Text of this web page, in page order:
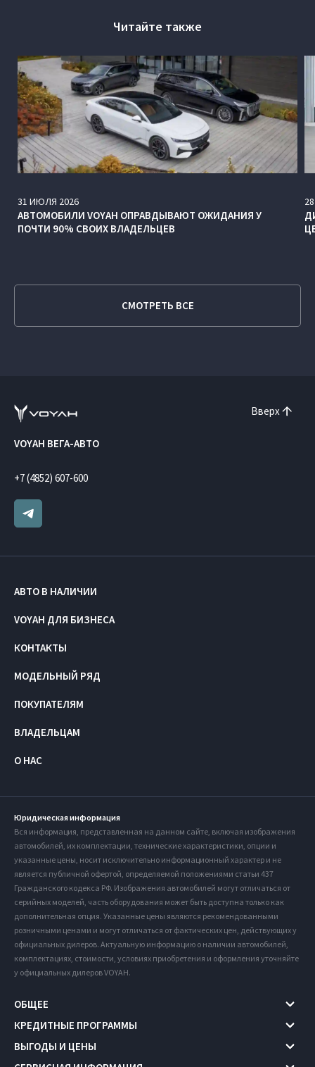
Читайте также
31 ИЮЛЯ 2026
АВТОМОБИЛИ VOYAH ОПРАВДЫВАЮТ ОЖИДАНИЯ У
ПОЧТИ 90% СВОИХ ВЛАДЕЛЬЦЕВ
28
СМОТРЕТЬ ВСЕ
Вверх
VOYAH ВЕГА-АВТО
+7 (4852) 607-600
АВТО В НАЛИЧИИ
VOYAH ДЛЯ БИЗНЕСА
КОНТАКТЫ
МОДЕЛЬНЫЙ РЯД
ПОКУПАТЕЛЯМ
ВЛАДЕЛЬЦАМ
О НАС
Юридическая информация
Вся информация, представленная на данном сайте, включая изображения
автомобилей, их комплектации, технические характеристики, опции и
указанные цены, носит исключительно информационный характер и не
является публичной офертой, определяемой положениями статьи 437
Гражданского кодекса РФ. Изображения автомобилей могут отличаться от
серийных моделей, часть оборудования может быть доступна только как
дополнительная опция. Указанные цены являются рекомендованными
розничными ценами и могут отличаться от фактических цен, действующих у
официальных дилеров. Актуальную информацию о наличии автомобилей,
комплектациях, стоимости, условиях приобретения и оформления уточняйте
у официальных дилеров VOYAH.
ОБЩЕЕ
КРЕДИТНЫЕ ПРОГРАММЫ
ВЫГОДЫ И ЦЕНЫ